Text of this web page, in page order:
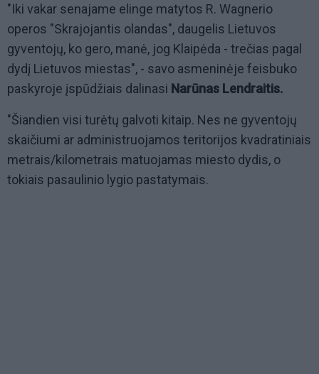
"Iki vakar senajame elinge matytos R. Wagnerio
operos "Skrajojantis olandas", daugelis Lietuvos
gyventojų, ko gero, manė, jog Klaipėda - trečias pagal
dydį Lietuvos miestas", - savo asmeninėje feisbuko
paskyroje įspūdžiais dalinasi Narūnas Lendraitis.
"Šiandien visi turėtų galvoti kitaip. Nes ne gyventojų
skaičiumi ar administruojamos teritorijos kvadratiniais
metrais/kilometrais matuojamas miesto dydis, o
tokiais pasaulinio lygio pastatymais.